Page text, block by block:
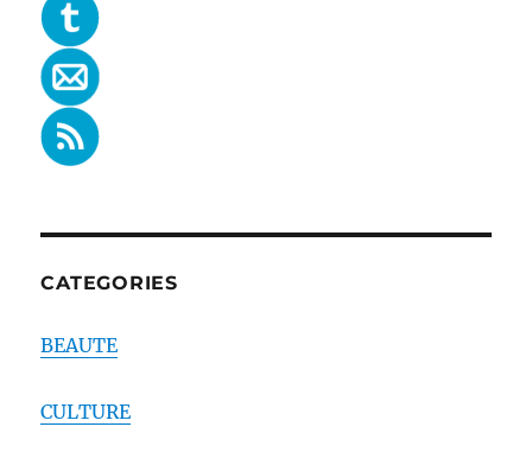
CATEGORIES
BEAUTE
CULTURE